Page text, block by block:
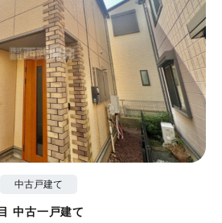
中古戸建て
中古一戸建て